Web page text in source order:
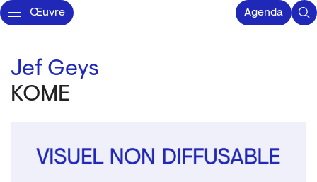
Œuvre Agenda
Jef Geys
KOME